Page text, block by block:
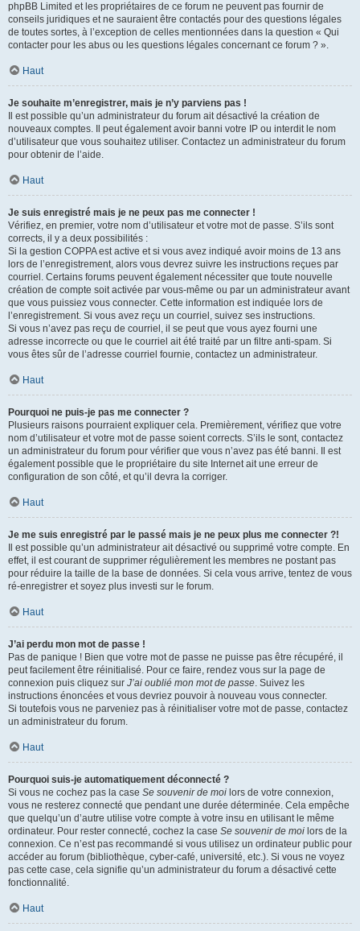
phpBB Limited et les propriétaires de ce forum ne peuvent pas fournir de
conseils juridiques et ne sauraient être contactés pour des questions légales
de toutes sortes, à l’exception de celles mentionnées dans la question « Qui
contacter pour les abus ou les questions légales concernant ce forum ? ».
Haut
Je souhaite m’enregistrer, mais je n’y parviens pas !
Il est possible qu’un administrateur du forum ait désactivé la création de
nouveaux comptes. Il peut également avoir banni votre IP ou interdit le nom
d’utilisateur que vous souhaitez utiliser. Contactez un administrateur du forum
pour obtenir de l’aide.
Haut
Je suis enregistré mais je ne peux pas me connecter !
Vérifiez, en premier, votre nom d’utilisateur et votre mot de passe. S’ils sont
corrects, il y a deux possibilités :
Si la gestion COPPA est active et si vous avez indiqué avoir moins de 13 ans
lors de l’enregistrement, alors vous devrez suivre les instructions reçues par
courriel. Certains forums peuvent également nécessiter que toute nouvelle
création de compte soit activée par vous-même ou par un administrateur avant
que vous puissiez vous connecter. Cette information est indiquée lors de
l’enregistrement. Si vous avez reçu un courriel, suivez ses instructions.
Si vous n’avez pas reçu de courriel, il se peut que vous ayez fourni une
adresse incorrecte ou que le courriel ait été traité par un filtre anti-spam. Si
vous êtes sûr de l’adresse courriel fournie, contactez un administrateur.
Haut
Pourquoi ne puis-je pas me connecter ?
Plusieurs raisons pourraient expliquer cela. Premièrement, vérifiez que votre
nom d’utilisateur et votre mot de passe soient corrects. S’ils le sont, contactez
un administrateur du forum pour vérifier que vous n’avez pas été banni. Il est
également possible que le propriétaire du site Internet ait une erreur de
configuration de son côté, et qu’il devra la corriger.
Haut
Je me suis enregistré par le passé mais je ne peux plus me connecter ?!
Il est possible qu’un administrateur ait désactivé ou supprimé votre compte. En
effet, il est courant de supprimer régulièrement les membres ne postant pas
pour réduire la taille de la base de données. Si cela vous arrive, tentez de vous
ré-enregistrer et soyez plus investi sur le forum.
Haut
J’ai perdu mon mot de passe !
Pas de panique ! Bien que votre mot de passe ne puisse pas être récupéré, il
peut facilement être réinitialisé. Pour ce faire, rendez vous sur la page de
connexion puis cliquez sur J’ai oublié mon mot de passe. Suivez les
instructions énoncées et vous devriez pouvoir à nouveau vous connecter.
Si toutefois vous ne parveniez pas à réinitialiser votre mot de passe, contactez
un administrateur du forum.
Haut
Pourquoi suis-je automatiquement déconnecté ?
Si vous ne cochez pas la case Se souvenir de moi lors de votre connexion,
vous ne resterez connecté que pendant une durée déterminée. Cela empêche
que quelqu’un d’autre utilise votre compte à votre insu en utilisant le même
ordinateur. Pour rester connecté, cochez la case Se souvenir de moi lors de la
connexion. Ce n’est pas recommandé si vous utilisez un ordinateur public pour
accéder au forum (bibliothèque, cyber-café, université, etc.). Si vous ne voyez
pas cette case, cela signifie qu’un administrateur du forum a désactivé cette
fonctionnalité.
Haut